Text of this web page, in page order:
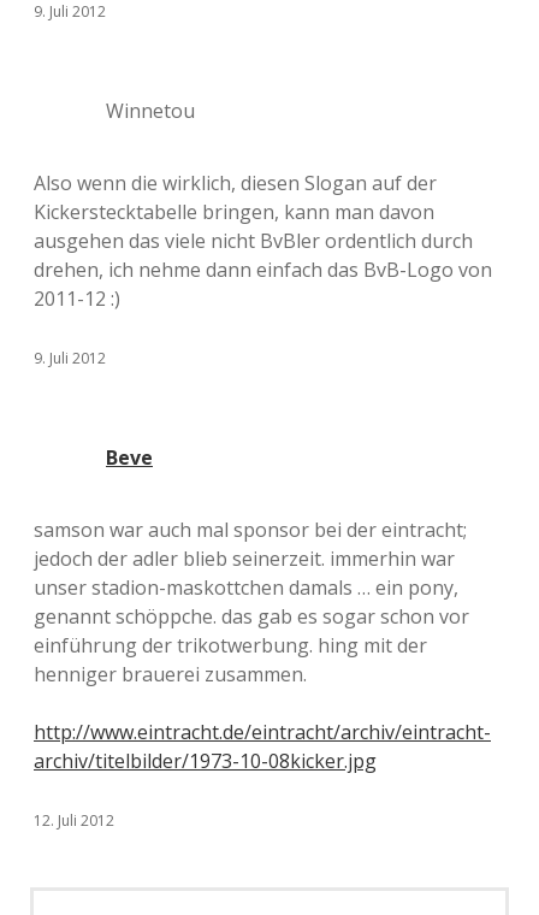
9. Juli 2012
Winnetou
Also wenn die wirklich, diesen Slogan auf der
Kickerstecktabelle bringen, kann man davon
ausgehen das viele nicht BvBler ordentlich durch
drehen, ich nehme dann einfach das BvB-Logo von
2011-12 :)
9. Juli 2012
Beve
samson war auch mal sponsor bei der eintracht;
jedoch der adler blieb seinerzeit. immerhin war
unser stadion-maskottchen damals … ein pony,
genannt schöppche. das gab es sogar schon vor
einführung der trikotwerbung. hing mit der
henniger brauerei zusammen.
http://www.eintracht.de/eintracht/archiv/eintracht-
archiv/titelbilder/1973-10-08kicker.jpg
12. Juli 2012